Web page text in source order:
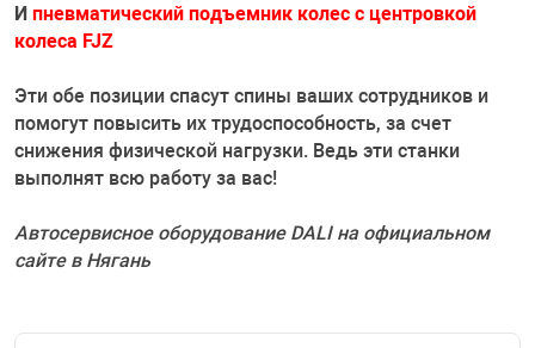
Накачка колес
Оборудование
Мотоадаптеры
Подъемники
Инструмент
И пневматический подъемник колес с центровкой
колеса FJZ
Эти обе позиции спасут спины ваших сотрудников и
помогут повысить их трудоспособность, за счет
снижения физической нагрузки. Ведь эти станки
выполнят всю работу за вас!
Автосервисное оборудование DALI на официальном
сайте в Нягань